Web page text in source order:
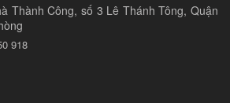
Thành Công, số 3 Lê Thánh Tông, Quận
918